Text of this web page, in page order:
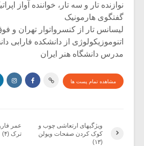
نوازنده تار و سه تار، خواننده آواز
گفتگوی هارمونیک
لیسانس تار از کنسرواتوار تهران و
اتنوموزیکولوژی از دانشکده فارابی
مدرس دانشگاه هنر ایران
مشاهده تمام پست ها
عمر
ترک (۴)
ویژگیهای ارتعاشی چوب و
کوک کردن صفحات ویولن
(۱۳)